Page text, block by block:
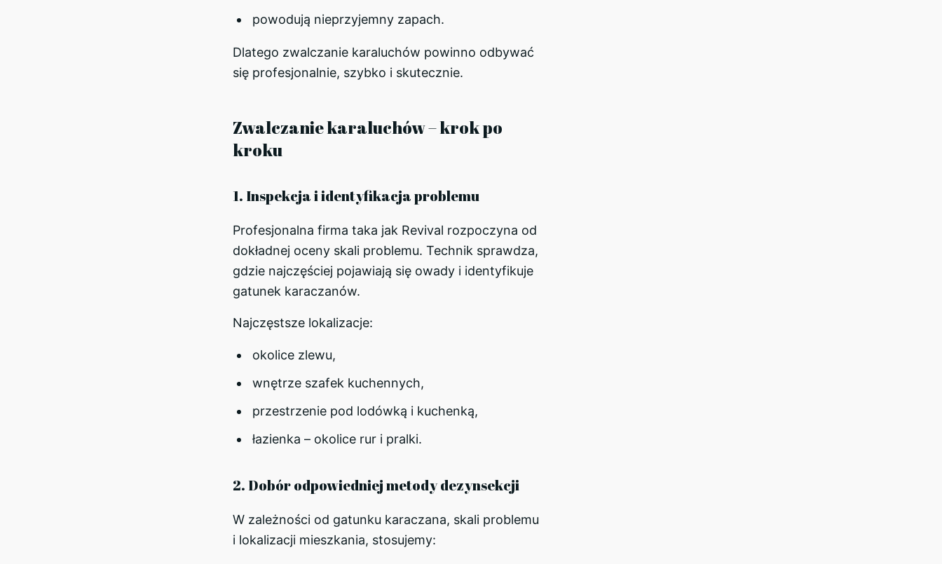
powodują nieprzyjemny zapach.
Dlatego zwalczanie karaluchów powinno odbywać
się profesjonalnie, szybko i skutecznie.
Zwalczanie karaluchów – krok po
kroku
1. Inspekcja i identyfikacja problemu
Profesjonalna firma taka jak Revival rozpoczyna od
dokładnej oceny skali problemu. Technik sprawdza,
gdzie najczęściej pojawiają się owady i identyfikuje
gatunek karaczanów.
Najczęstsze lokalizacje:
okolice zlewu,
wnętrze szafek kuchennych,
przestrzenie pod lodówką i kuchenką,
łazienka – okolice rur i pralki.
2. Dobór odpowiedniej metody dezynsekcji
W zależności od gatunku karaczana, skali problemu
i lokalizacji mieszkania, stosujemy: